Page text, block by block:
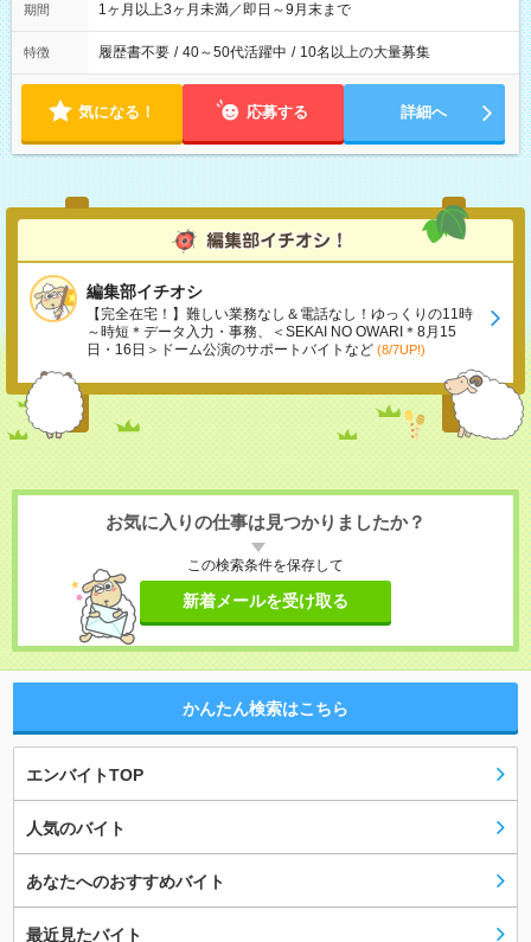
期間 1ヶ月以上3ヶ月未満／即日～9月末まで
特徴 履歴書不要 / 40～50代活躍中 / 10名以上の大量募集
気になる！ 応募する 詳細へ
編集部イチオシ
【完全在宅！】難しい業務なし＆電話なし！ゆっくりの11時
～時短＊データ入力・事務、＜SEKAI NO OWARI＊8月15
日・16日＞ドーム公演のサポートバイトなど (8/7UP!)
お気に入りの仕事は見つかりましたか？
この検索条件を保存して
新着メールを受け取る
かんたん検索はこちら
エンバイトTOP
人気のバイト
あなたへのおすすめバイト
最近見たバイト